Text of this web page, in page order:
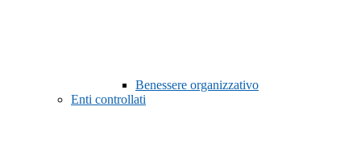
Benessere organizzativo
Enti controllati